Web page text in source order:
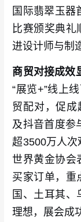
国际翡翠玉器
比赛颁奖典礼
进设计师与制
商贸对接成效
“展览+”线上
贸配对，促
及抖音首度参
超3500万人次
世界黄金协会
买家订单，重
国、土耳其、
理想，展会成